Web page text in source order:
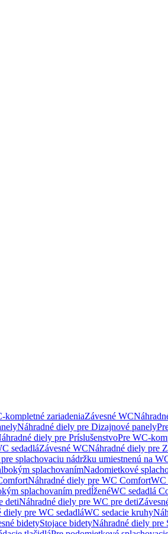
kompletné zariadeniaZávesné WC
Náhradné diely pre Dizajnové panely
diely pre PríslušenstvoPre WC-
sedadláZávesné WCNáhradné diely pre
splachovaciu nádržku umiestnenú na
splachovanímNadomietkové
Náhradné diely pre WC ComfortWC
splachovaním predĺženéWC sedadlá
detiNáhradné diely pre WC pre deti
diely pre WC sedadláWC sedacie kruhy
bidetyStojace bidetyNáhradné diely pre